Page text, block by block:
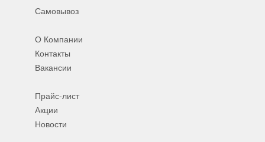
Самовывоз
О Компании
Контакты
Вакансии
Прайс-лист
Акции
Новости